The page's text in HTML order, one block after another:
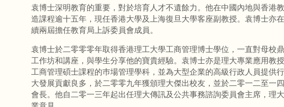
袁博士深明教育的重要，對於培育人才不遺餘力。他在中國內地與香港
造課程逾十五年，現任香港大學及上海復旦大學客座副教授。袁博士亦
續兩屆擔任教育局上訴委員會成員。
袁博士於二零零零年取得香港理工大學工商管理博士學位，一直對母校
工作坊和講座，與學生分享他的寶貴經驗。袁博士亦是理大專業應用教
工商管理碩士課程的巿場管理學科，並為大型企業的高級行政人員提供
大發展貢獻良多，於二零零九年獲頒理大傑出校友，並於二零一二至一
會長。他自二零一三年起出任理大傳訊及公共事務諮詢委員會主席，理